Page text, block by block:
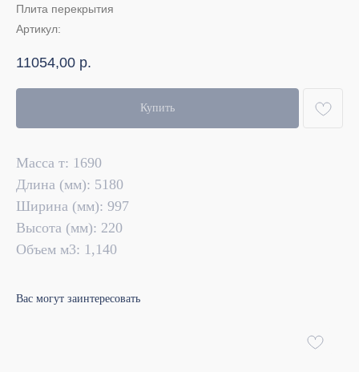
Плита перекрытия
Артикул:
11054,00 р.
Купить
Масса т: 1690
Длина (мм): 5180
Ширина (мм): 997
Высота (мм): 220
Объем м3: 1,140
Вас могут заинтересовать